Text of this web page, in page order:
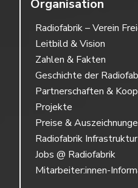
Organisation
Radiofabrik – Verein
Leitbild & Vision
Zahlen & Fakten
Geschichte der
Partnerschaften &
Projekte
Preise &
Radiofabrik Infrastruktur
Jobs @ Radiofabrik
Mitarbeiter:innen-